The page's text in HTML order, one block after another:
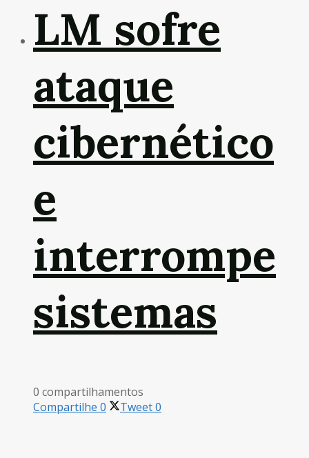
LM sofre
ataque
cibernético
e
interrompe
sistemas
0 compartilhamentos
Compartilhe 0 Tweet0